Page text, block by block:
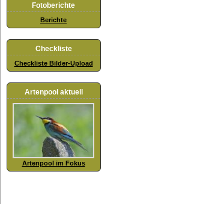
Fotoberichte
Berichte
Checkliste
Checkliste Bilder-Upload
Artenpool aktuell
Artenpool im Fokus